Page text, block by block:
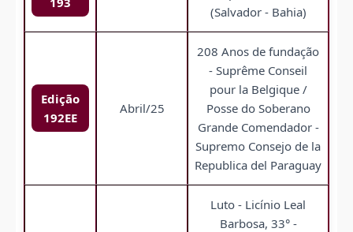
(Salvador - Bahia)
Edição
192EE
Abril/25
208 Anos de fundação
- Suprême Conseil
pour la Belgique /
Posse do Soberano
Grande Comendador -
Supremo Consejo de la
Republica del Paraguay
Luto - Licínio Leal
Barbosa, 33° -